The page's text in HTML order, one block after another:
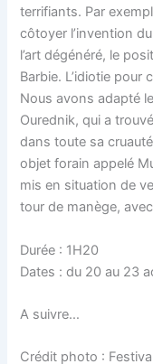
terrifiants. Par
côtoyer l’invention
l’art dégénéré, le
Barbie. L’idiotie
Nous avons adapté
Ourednik, qui a
dans toute sa
objet forain appelé
mis en situation de
tour de manège,
Durée : 1H20
Dates : du 20 au 23
A suivre…
Crédit photo :